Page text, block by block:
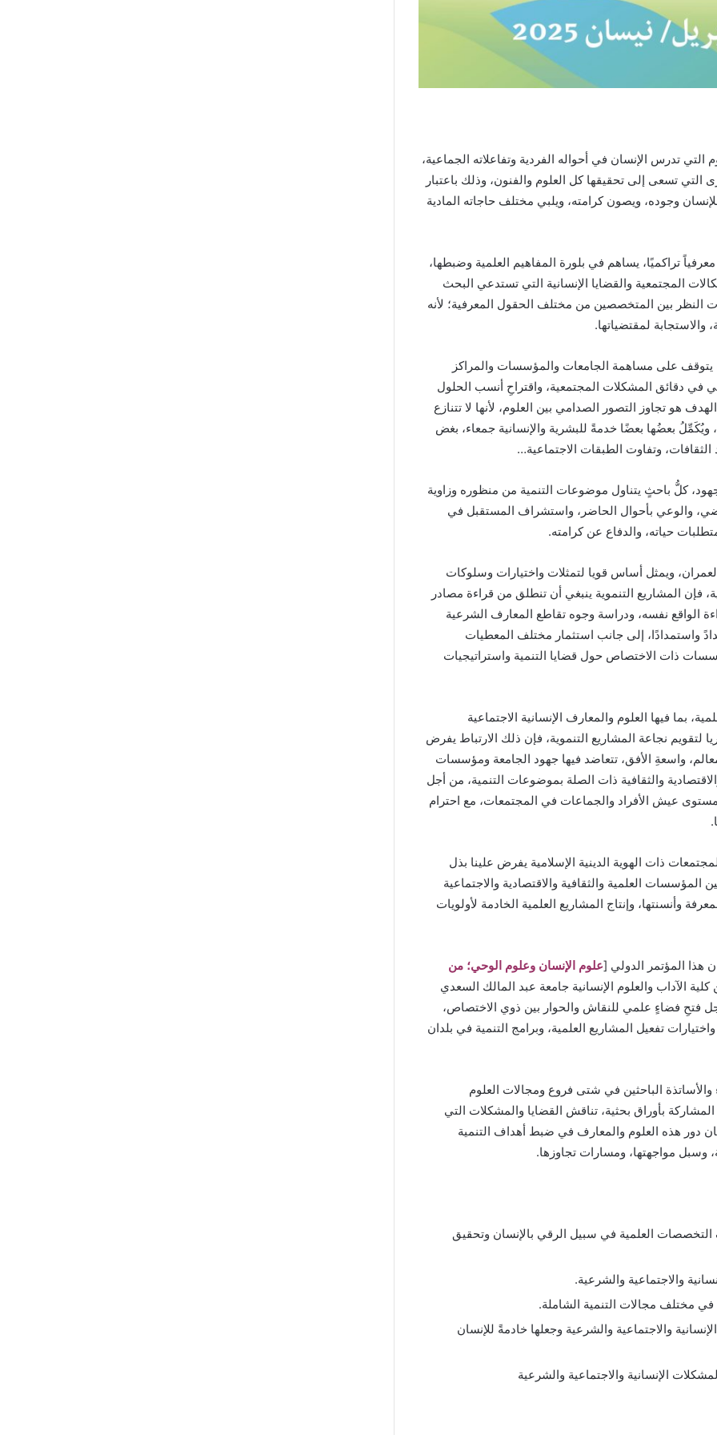
التي تدرس الإنسان في أحواله الفردية وتفاعلاته الجماعية،
التي تسعى إلى تحقيقها كل العلوم والفنون، وذلك باعتبار
وجوده، ويصون كرامته، ويلبي مختلف حاجاته المادية
تراكميًا، يساهم في بلورة المفاهيم العلمية وضبطها،
المجتمعية والقضايا الإنسانية التي تستدعي البحث
النظر بين المتخصصين من مختلف الحقول المعرفية؛ لأنه
والاستجابة لمقتضياتها.
يتوقف على مساهمة الجامعات والمؤسسات والمراكز
في دقائق المشكلات المجتمعية، واقتراحِ أنسب الحلول
هو تجاوز التصور الصدامي بين العلوم، لأنها لا تتنازع
ويُكَمِّلُ بعضُها بعضًا خدمةً للبشرية والإنسانية جمعاء، بغض
الثقافات، وتفاوت الطبقات الاجتماعية…
كلُّ باحثٍ يتناول موضوعات التنمية من منظوره وزاوية
والوعي بأحوال الحاضر، واستشراف المستقبل في
حياته، والدفاع عن كرامته.
ويمثل أساس قويا لتمثلات واختيارات وسلوكات
فإن المشاريع التنموية ينبغي أن تنطلق من قراءة مصادر
الواقع نفسه، ودراسة وجوه تقاطع المعارف الشرعية
واستمدادًا، إلى جانب استثمار مختلف المعطيات
ذات الاختصاص حول قضايا التنمية واستراتيجيات
بما فيها العلوم والمعارف الإنسانية الاجتماعية
لتقويم نجاعة المشاريع التنموية، فإن ذلك الارتباط يفرض
واسعةِ الأفق، تتعاضد فيها جهود الجامعة ومؤسسات
والثقافية ذات الصلة بموضوعات التنمية، من أجل
مستوى عيش الأفراد والجماعات في المجتمعات، مع احترام
ذات الهوية الدينية الإسلامية يفرض علينا بذل
العلمية والثقافية والاقتصادية والاجتماعية
وأنسنتها، وإنتاج المشاريع العلمية الخادمة لأولويات
هذا المؤتمر الدولي [علوم الإنسان وعلوم الوحي؛ من
الآداب والعلوم الإنسانية جامعة عبد المالك السعدي
فتحِ فضاءٍ علمي للنقاش والحوار بين ذوي الاختصاص،
تفعيل المشاريع العلمية، وبرامج التنمية في بلدان
الباحثين في شتى فروع ومجالات العلوم
بأوراق بحثية، تناقش القضايا والمشكلات التي
دور هذه العلوم والمعارف في ضبط أهداف التنمية
وسبل مواجهتها، ومسارات تجاوزها.
التخصصات العلمية في سبيل الرقي بالإنسان وتحقيق
والاجتماعية والشرعية.
مختلف مجالات التنمية الشاملة.
والاجتماعية والشرعية وجعلها خادمةً للإنسان
الإنسانية والاجتماعية والشرعية